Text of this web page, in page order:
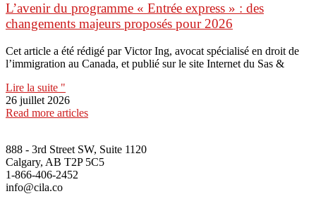
L’avenir du programme « Entrée express » : des
changements majeurs proposés pour 2026
Cet article a été rédigé par Victor Ing, avocat spécialisé en droit de
l’immigration au Canada, et publié sur le site Internet du Sas &
Lire la suite "
26 juillet 2026
Read more articles
888 - 3rd Street SW, Suite 1120
Calgary, AB T2P 5C5
1-866-406-2452
info@cila.co